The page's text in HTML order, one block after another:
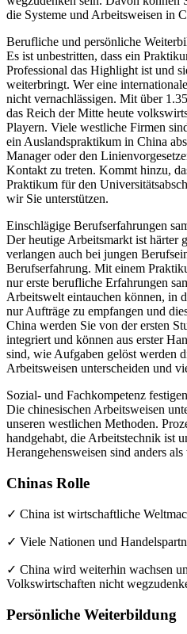
die Systeme und Arbeitsweisen in
Berufliche und persönliche
Es ist unbestritten, dass ein
Professional das Highlight ist und
weiterbringt. Wer eine
nicht vernachlässigen. Mit über
das Reich der Mitte heute
Playern. Viele westliche Firmen
ein Auslandspraktikum in China
Manager oder den
Kontakt zu treten. Kommt hinzu,
Praktikum für den
wir Sie unterstützen.
Einschlägige Berufserfahrungen
Der heutige Arbeitsmarkt ist härter
verlangen auch bei jungen
Berufserfahrung. Mit einem
nur erste berufliche Erfahrungen
Arbeitswelt eintauchen können, in
nur Aufträge zu empfangen und
China werden Sie von der ersten
integriert und können aus erster
sind, wie Aufgaben gelöst werden
Arbeitsweisen unterscheiden und
Sozial- und Fachkompetenz festigen
Die chinesischen Arbeitsweisen
unseren westlichen Methoden.
handgehabt, die Arbeitstechnik ist
Herangehensweisen sind anders
Chinas Rolle
✓ China ist wirtschaftliche
✓ Viele Nationen und
✓ China wird weiterhin wachsen
Volkswirtschaften nicht
Persönliche Weiterbildung